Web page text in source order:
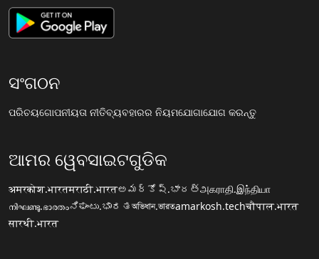
ସଂଗଠନ
ପରିଚୟଗୋପନୀୟତା ନୀତିବ୍ୟବହାରର ନିୟମଯୋଗାଯୋଗ କରନ୍ତୁ
ଆମର ୱେବସାଇଟଗୁଡିକ
अमरकोश.भारतमराठी.भारतఅమర్కోష్.భారత్அகராதி.இந்தியா
നിഘണ്ടു.ഭാരതംನಿಘಂಟು.ಭಾರತঅভিধান.ভারতamarkosh.techचौपाल.भारत
सारथी.भारत